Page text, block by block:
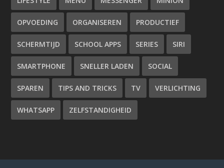
OPVOEDING ORGANISEREN PRODUCTIEF
SCHERMTIJD SCHOOL APPS SERIES SIRI
SMARTPHONE SNELLER LADEN SOCIAL
SPAREN TIPS AND TRICKS TV VERLICHTING
WHATSAPP ZELFSTANDIGHEID